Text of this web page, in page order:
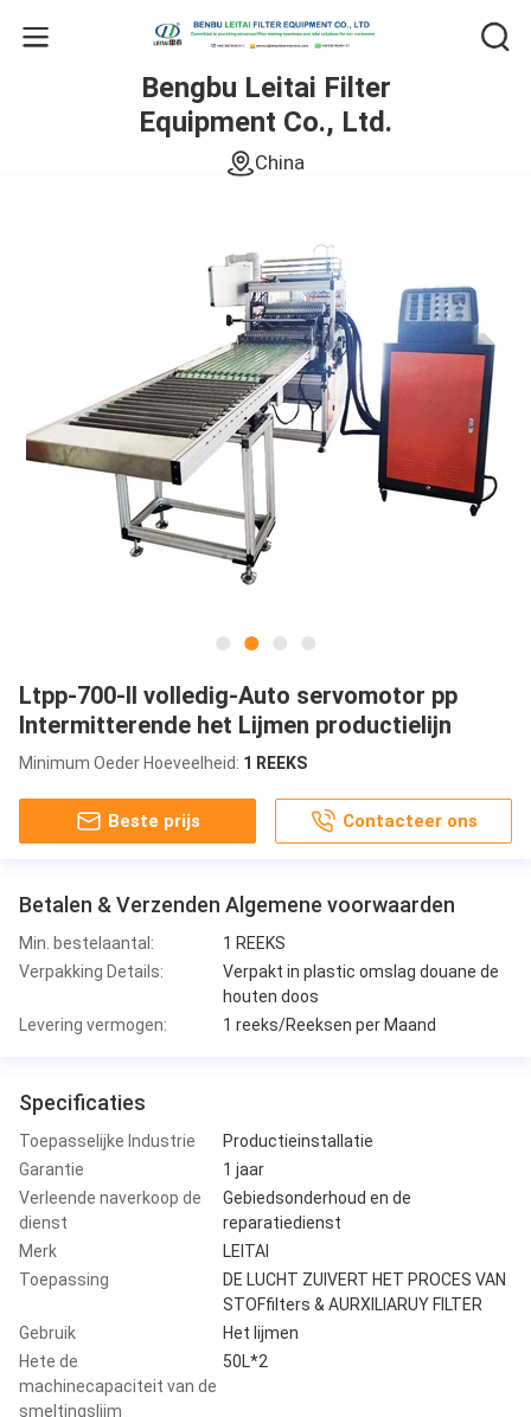
Bengbu Leitai Filter
Equipment Co., Ltd.
China
Ltpp-700-II volledig-Auto servomotor pp
Intermitterende het Lijmen productielijn
Minimum Oeder Hoeveelheid: 1 REEKS
Beste prijs Contacteer ons
Betalen & Verzenden Algemene voorwaarden
Min. bestelaantal:
1 REEKS
Verpakking Details:
Verpakt in plastic omslag douane de
houten doos
Levering vermogen:
1 reeks/Reeksen per Maand
Specificaties
Toepasselijke Industrie
Productieinstallatie
Garantie
1 jaar
Verleende naverkoop de
dienst
Gebiedsonderhoud en de
reparatiedienst
Merk
LEITAI
Toepassing
DE LUCHT ZUIVERT HET PROCES VAN
STOFfilters & AURXILIARUY FILTER
Gebruik
Het lijmen
Hete de
machinecapaciteit van de
smeltingslijm
50L*2